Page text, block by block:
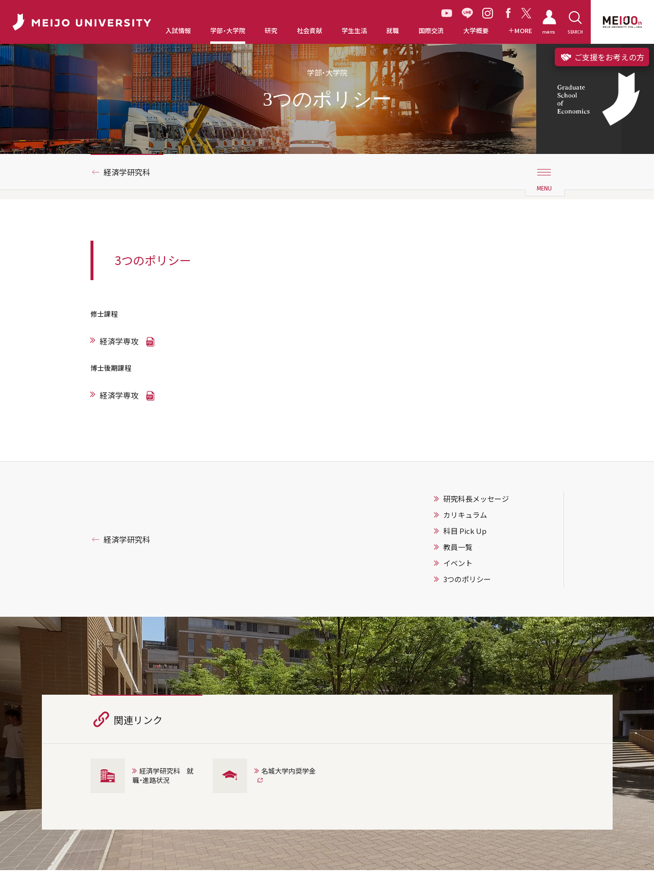
入試情報 学部・大学院 研究 社会貢献 学生生活 就職 国際交流 大学概要 MORE meimo SEARCH
ご支援をお考えの方
学部・大学院
3つのポリシー
経済学研究科
3つのポリシー
修士課程
経済学専攻
博士後期課程
経済学専攻
経済学研究科
研究科長メッセージ
カリキュラム
科目 Pick Up
教員一覧
イベント
3つのポリシー
関連リンク
経済学研究科 就
職・進路状況
名城大学内奨学金